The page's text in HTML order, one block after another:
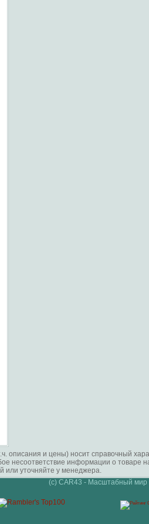
описания и цены) носит справочный
несоответствие информации о
или уточняйте у менеджера.
(c) CAR43 - Масштабный мир